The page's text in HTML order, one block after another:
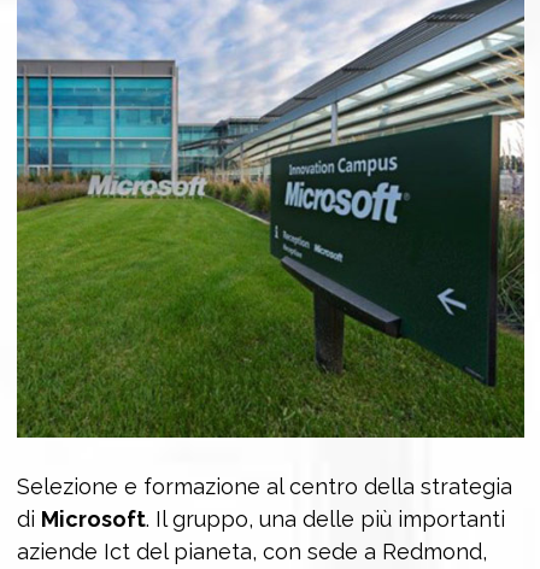
Selezione e formazione al centro della strategia
di Microsoft. Il gruppo, una delle più importanti
aziende Ict del pianeta, con sede a Redmond,